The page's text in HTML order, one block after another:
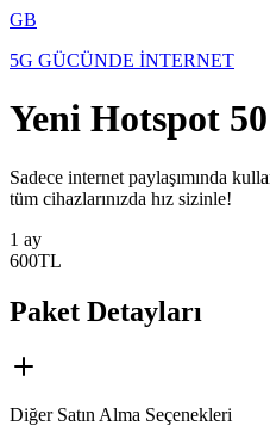
GB
5G GÜCÜNDE İNTERNET
Yeni Hotspot
Sadece internet paylaşımında
tüm cihazlarınızda hız sizinle!​​​
1 ay
600TL
Paket Detayları
Diğer Satın Alma Seçenekleri